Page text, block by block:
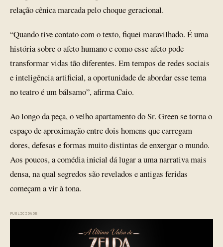
relação cênica marcada pelo choque geracional.
“Quando tive contato com o texto, fiquei maravilhado. É uma
história sobre o afeto humano e como esse afeto pode
transformar vidas tão diferentes. Em tempos de redes sociais
e inteligência artificial, a oportunidade de abordar esse tema
no teatro é um bálsamo”, afirma Caio.
Ao longo da peça, o velho apartamento do Sr. Green se torna o
espaço de aproximação entre dois homens que carregam
dores, defesas e formas muito distintas de enxergar o mundo.
Aos poucos, a comédia inicial dá lugar a uma narrativa mais
densa, na qual segredos são revelados e antigas feridas
começam a vir à tona.
PUBLICIDADE